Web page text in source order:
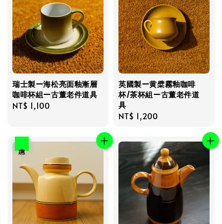
瑞士製ー海松亮面釉漸層
咖啡杯組ー古董老件道具
Regular
NT$ 1,100
英國製ー黄檗霧釉咖啡
杯/茶杯組ー古董老件道
具
Regular
NT$ 1,200